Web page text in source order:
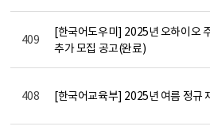
409
[한국어도우미] 2025년 오하이오
추가 모집 공고(완료)
408 [한국어교육부] 2025년 여름 정규